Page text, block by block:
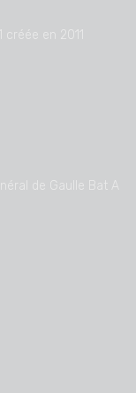
en 2011
de Gaulle Bat A